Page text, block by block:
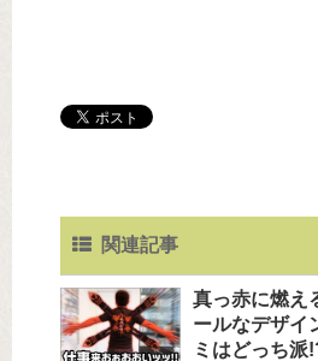
関連記事
真っ赤に燃え
ールなデザイ
ミはどっち派